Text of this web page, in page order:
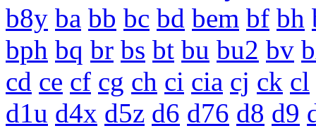
b8y ba bb bc bd bem bf bh
bph bq br bs bt bu bu2 bv
cd ce cf cg ch ci cia cj ck cl
d1u d4x d5z d6 d76 d8 d9